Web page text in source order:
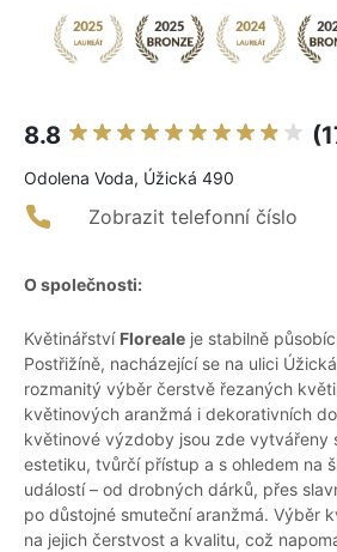
8.8
Odolena Voda, Úžická 490
Zobrazit telefonní číslo
O společnosti:
Květinářství Floreale je stabilně
Postřižíně, nacházející se na ulici
rozmanitý výběr čerstvě řezaných
květinových aranžmá i dekorativních
květinové výzdoby jsou zde vytvářeny
estetiku, tvůrčí přístup a s ohledem na
událostí – od drobných dárků, přes
po důstojné smuteční aranžmá. Výběr
na jejich čerstvost a kvalitu, což